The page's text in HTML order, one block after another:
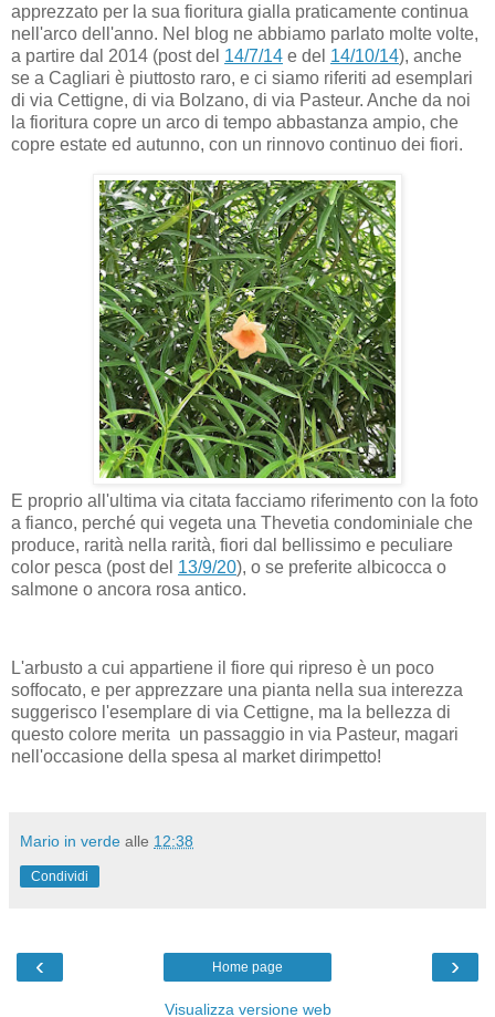
apprezzato per la sua fioritura gialla praticamente continua
nell'arco dell'anno. Nel blog ne abbiamo parlato molte volte,
a partire dal 2014 (post del 14/7/14 e del 14/10/14), anche
se a Cagliari è piuttosto raro, e ci siamo riferiti ad esemplari
di via Cettigne, di via Bolzano, di via Pasteur. Anche da noi
la fioritura copre un arco di tempo abbastanza ampio, che
copre estate ed autunno, con un rinnovo continuo dei fiori.
E proprio all'ultima via citata facciamo riferimento con la foto
a fianco, perché qui vegeta una Thevetia condominiale che
produce, rarità nella rarità, fiori dal bellissimo e peculiare
color pesca (post del 13/9/20), o se preferite albicocca o
salmone o ancora rosa antico.
L'arbusto a cui appartiene il fiore qui ripreso è un poco
soffocato, e per apprezzare una pianta nella sua interezza
suggerisco l'esemplare di via Cettigne, ma la bellezza di
questo colore merita un passaggio in via Pasteur, magari
nell'occasione della spesa al market dirimpetto!
Mario in verde alle 12:38
Condividi
‹ ›
Home page
Visualizza versione web